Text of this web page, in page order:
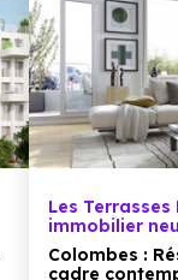
Les
immobilier
Colombes :
cadre